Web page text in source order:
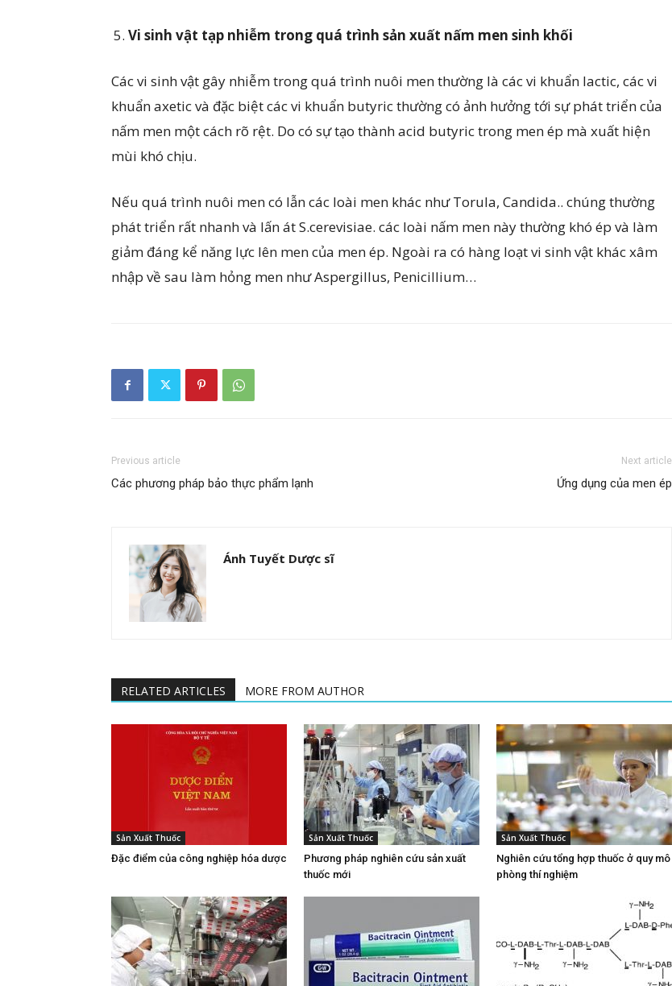
Vi sinh vật tạp nhiễm trong quá trình sản xuất nấm men sinh khối
Các vi sinh vật gây nhiễm trong quá trình nuôi men thường là các vi khuẩn lactic, các vi
khuẩn axetic và đặc biệt các vi khuẩn butyric thường có ảnh hưởng tới sự phát triển của
nấm men một cách rõ rệt. Do có sự tạo thành acid butyric trong men ép mà xuất hiện
mùi khó chịu.
Nếu quá trình nuôi men có lẫn các loài men khác như Torula, Candida.. chúng thường
phát triển rất nhanh và lấn át S.cerevisiae. các loài nấm men này thường khó ép và làm
giảm đáng kể năng lực lên men của men ép. Ngoài ra có hàng loạt vi sinh vật khác xâm
nhập về sau làm hỏng men như Aspergillus, Penicillium…
Previous article
Các phương pháp bảo thực phẩm lạnh
Next article
Ứng dụng của men ép
Ánh Tuyết Dược sĩ
RELATED ARTICLES MORE FROM AUTHOR
Sản Xuất Thuốc
Đặc điểm của công nghiệp hóa dược
Sản Xuất Thuốc
Phương pháp nghiên cứu sản xuất
thuốc mới
Sản Xuất Thuốc
Nghiên cứu tổng hợp thuốc ở quy mô
phòng thí nghiệm